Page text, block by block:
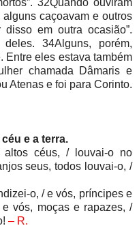
32Quando ouviram
caçoavam e outros
em outra ocasião”.
34Alguns, porém,
Entre eles estava também
chamada Dâmaris e
Atenas e foi para Corinto.
e a terra.
céus, / louvai-o no
seus, todos louvai-o, /
o, / e vós, príncipes e
vós, moças e rapazes, /
– R.